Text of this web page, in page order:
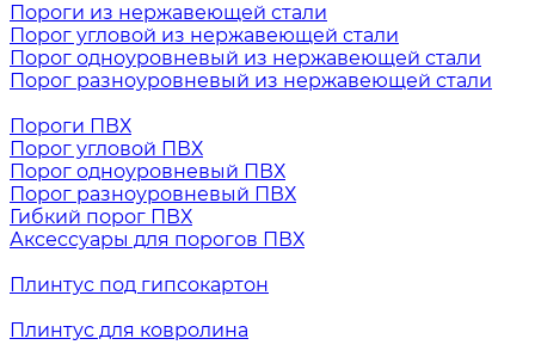
Пороги из нержавеющей стали
Порог угловой из нержавеющей стали
Порог одноуровневый из нержавеющей стали
Порог разноуровневый из нержавеющей стали
Пороги ПВХ
Порог угловой ПВХ
Порог одноуровневый ПВХ
Порог разноуровневый ПВХ
Гибкий порог ПВХ
Аксессуары для порогов ПВХ
Плинтус под гипсокартон
Плинтус для ковролина